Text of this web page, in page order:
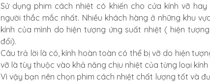
Sử dụng phim cách nhiệt có khiến cho cửa kính vỡ
người thắc mắc nhất. Nhiều khách hàng ở những khu
kính của mình do hiện tượng ứng suất nhiệt ( hiện
đổi).
Câu trả lời là có, kính hoàn toàn có thể bị vỡ do hiện
vỡ là tùy thuộc vào khả năng chịu nhiệt của từng loại kính
Vì vậy bạn nên chọn phim cách nhiệt chất lượng tốt và